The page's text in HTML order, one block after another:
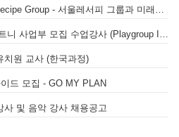
[채용공고] 서울레서피 Seoul Recipe Group - 서울레서피 그룹과 미래를 함께할 유능한 인재를 모십니다
[채용공고] 대교 홍콩법인 트니트니 사업부 모집 수업강사 (Playgroup Instructor)
치원 교사 (한국과정)
드 모집 - GO MY PLAN
사 및 음악 강사 채용공고